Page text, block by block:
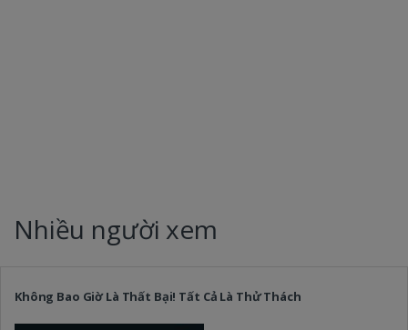
Nhiều người xem
Không Bao Giờ Là Thất Bại! Tất Cả Là Thử Thách